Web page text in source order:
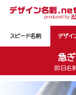
スピード名刺 デザイ
急
即日名